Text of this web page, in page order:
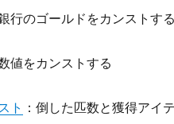
行のゴールドをカンストする
値をカンストする
ト
：倒した匹数と獲得アイ